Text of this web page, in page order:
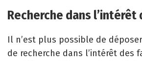
Recherche dans
Il n’est plus possible de
de recherche dans l’intérêt des